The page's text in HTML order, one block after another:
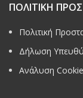
ΠΟΛΙΤΙΚΗ
Πολιτική
Δήλωση
Ανάλυση